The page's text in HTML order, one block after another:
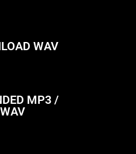
WAV
MP3 /
WAV